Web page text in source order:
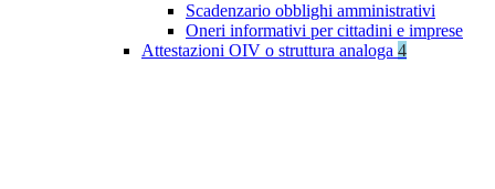
Scadenzario obblighi amministrativi
Oneri informativi per cittadini e imprese
Attestazioni OIV o struttura analoga 4